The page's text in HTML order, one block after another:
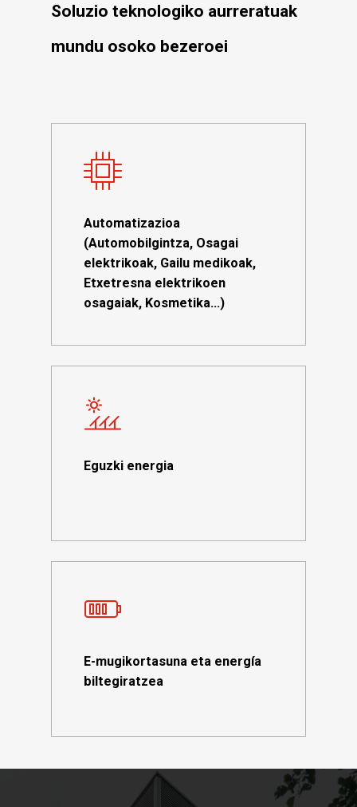
Soluzio teknologiko aurreratuak
mundu osoko bezeroei
Automatizazioa
(Automobilgintza, Osagai
elektrikoak, Gailu medikoak,
Etxetresna elektrikoen
osagaiak, Kosmetika…)
Eguzki energia
E-mugikortasuna eta energía
biltegiratzea